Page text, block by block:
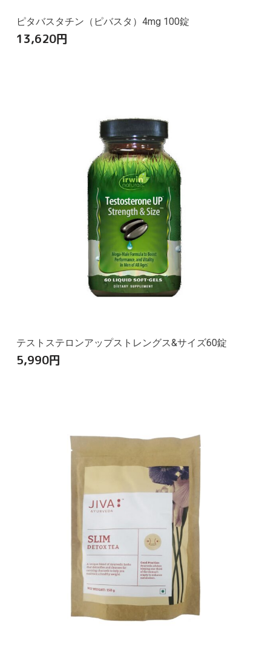
ピタバスタチン（ピバスタ）4mg 100錠
13,620円
テストステロンアップストレングス&サイズ60錠
5,990円